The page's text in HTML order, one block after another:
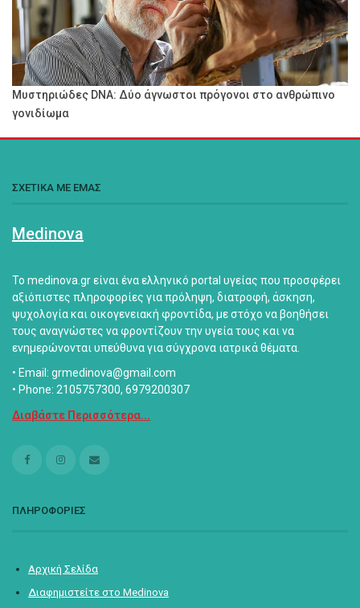
Μυστηριώδες DNA: Δύο άγνωστοι πρόγονοι στο ανθρώπινο
γονιδίωμα
ΣΧΕΤΙΚΑ ΜΕ ΕΜΑΣ
Medinova
Το medinova.gr είναι ένα ελληνικό portal υγείας που προσφέρει
αξιόπιστες πληροφορίες για πρόληψη, διατροφή, άσκηση,
ψυχολογία και οικογενειακή φροντίδα, με στόχο να βοηθήσει
τους αναγνώστες να φροντίζουν την υγεία τους και να
ενημερώνονται υπεύθυνα για σύγχρονα ιατρικά θέματα.
• Email: grmedinova@gmail.com
• Phone: 2105757300, 6979200307
Διαβάστε Περισσότερα...
ΠΛΗΡΟΦΟΡΙΕΣ
Αρχική Σελίδα
Διαφημιστείτε στο Medinova